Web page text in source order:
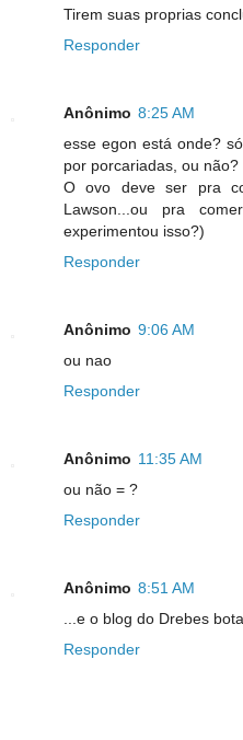
Tirem suas proprias
Responder
Anônimo 8:25 AM
esse egon está onde?
por porcariadas, ou não?
O ovo deve ser pra
Lawson...ou pra
experimentou isso?)
Responder
Anônimo 9:06 AM
ou nao
Responder
Anônimo 11:35 AM
ou não = ?
Responder
Anônimo 8:51 AM
...e o blog do Drebes
Responder